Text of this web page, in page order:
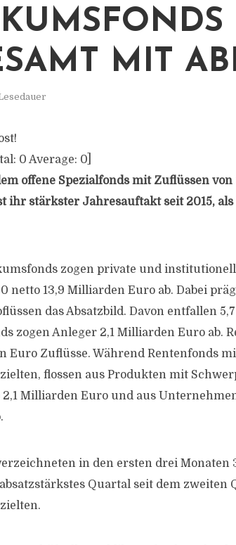
MIT
0 Average: 0
offene Spezialfonds mit Zuflüssen
ihr stärkster Jahresauftakt seit 2015,
zogen private und
netto 13,9 Milliarden Euro ab. Dabei
das Absatzbild. Davon entfallen
zogen Anleger 2,1 Milliarden Euro ab.
Euro Zuflüsse. Während Rentenfonds
flossen aus Produkten mit
Milliarden Euro und aus
in den ersten drei Monaten
Quartal seit dem zweiten